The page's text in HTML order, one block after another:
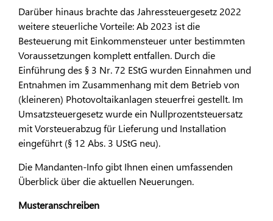
Darüber hinaus brachte das Jahressteuergesetz 2022
weitere steuerliche Vorteile: Ab 2023 ist die
Besteuerung mit Einkommensteuer unter bestimmten
Voraussetzungen komplett entfallen. Durch die
Einführung des § 3 Nr. 72 EStG wurden Einnahmen und
Entnahmen im Zusammenhang mit dem Betrieb von
(kleineren) Photovoltaikanlagen steuerfrei gestellt. Im
Umsatzsteuergesetz wurde ein Nullprozentsteuersatz
mit Vorsteuerabzug für Lieferung und Installation
eingeführt (§ 12 Abs. 3 UStG neu).
Die Mandanten-Info gibt Ihnen einen umfassenden
Überblick über die aktuellen Neuerungen.
Musteranschreiben